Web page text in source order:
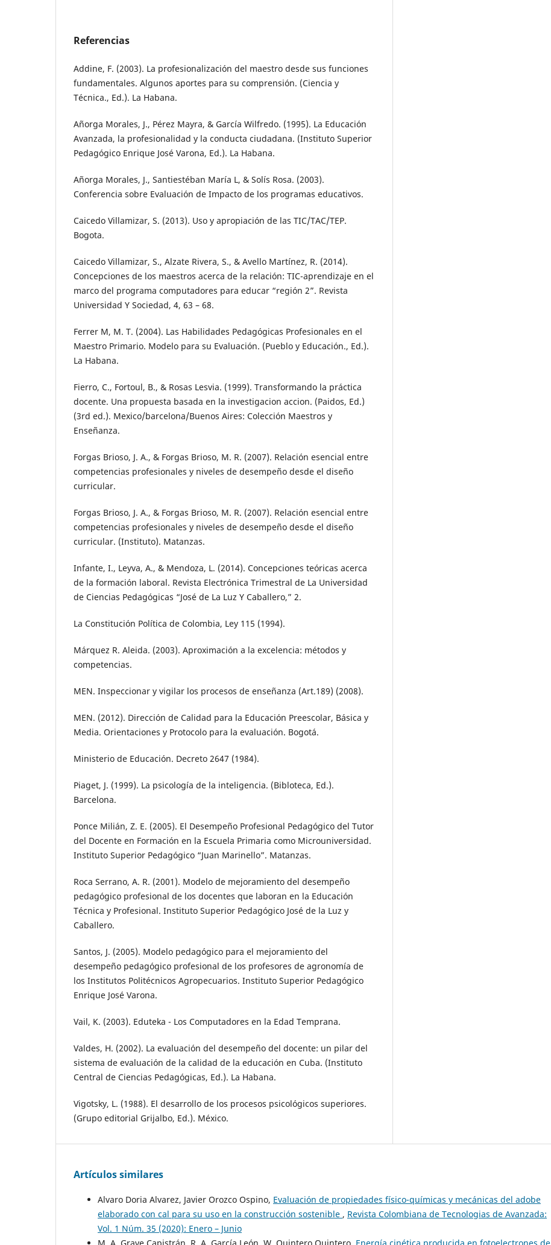
Referencias
Addine, F. (2003). La profesionalización del maestro desde sus funciones
fundamentales. Algunos aportes para su comprensión. (Ciencia y
Técnica., Ed.). La Habana.
Añorga Morales, J., Pérez Mayra, & García Wilfredo. (1995). La Educación
Avanzada, la profesionalidad y la conducta ciudadana. (Instituto Superior
Pedagógico Enrique José Varona, Ed.). La Habana.
Añorga Morales, J., Santiestéban María L, & Solís Rosa. (2003).
Conferencia sobre Evaluación de Impacto de los programas educativos.
Caicedo Villamizar, S. (2013). Uso y apropiación de las TIC/TAC/TEP.
Bogota.
Caicedo Villamizar, S., Alzate Rivera, S., & Avello Martínez, R. (2014).
Concepciones de los maestros acerca de la relación: TIC-aprendizaje en el
marco del programa computadores para educar “región 2”. Revista
Universidad Y Sociedad, 4, 63 – 68.
Ferrer M, M. T. (2004). Las Habilidades Pedagógicas Profesionales en el
Maestro Primario. Modelo para su Evaluación. (Pueblo y Educación., Ed.).
La Habana.
Fierro, C., Fortoul, B., & Rosas Lesvia. (1999). Transformando la práctica
docente. Una propuesta basada en la investigacion accion. (Paidos, Ed.)
(3rd ed.). Mexico/barcelona/Buenos Aires: Colección Maestros y
Enseñanza.
Forgas Brioso, J. A., & Forgas Brioso, M. R. (2007). Relación esencial entre
competencias profesionales y niveles de desempeño desde el diseño
curricular.
Forgas Brioso, J. A., & Forgas Brioso, M. R. (2007). Relación esencial entre
competencias profesionales y niveles de desempeño desde el diseño
curricular. (Instituto). Matanzas.
Infante, I., Leyva, A., & Mendoza, L. (2014). Concepciones teóricas acerca
de la formación laboral. Revista Electrónica Trimestral de La Universidad
de Ciencias Pedagógicas “José de La Luz Y Caballero,” 2.
La Constitución Política de Colombia, Ley 115 (1994).
Márquez R. Aleida. (2003). Aproximación a la excelencia: métodos y
competencias.
MEN. Inspeccionar y vigilar los procesos de enseñanza (Art.189) (2008).
MEN. (2012). Dirección de Calidad para la Educación Preescolar, Básica y
Media. Orientaciones y Protocolo para la evaluación. Bogotá.
Ministerio de Educación. Decreto 2647 (1984).
Piaget, J. (1999). La psicología de la inteligencia. (Bibloteca, Ed.).
Barcelona.
Ponce Milián, Z. E. (2005). El Desempeño Profesional Pedagógico del Tutor
del Docente en Formación en la Escuela Primaria como Microuniversidad.
Instituto Superior Pedagógico “Juan Marinello”. Matanzas.
Roca Serrano, A. R. (2001). Modelo de mejoramiento del desempeño
pedagógico profesional de los docentes que laboran en la Educación
Técnica y Profesional. Instituto Superior Pedagógico José de la Luz y
Caballero.
Santos, J. (2005). Modelo pedagógico para el mejoramiento del
desempeño pedagógico profesional de los profesores de agronomía de
los Institutos Politécnicos Agropecuarios. Instituto Superior Pedagógico
Enrique José Varona.
Vail, K. (2003). Eduteka - Los Computadores en la Edad Temprana.
Valdes, H. (2002). La evaluación del desempeño del docente: un pilar del
sistema de evaluación de la calidad de la educación en Cuba. (Instituto
Central de Ciencias Pedagógicas, Ed.). La Habana.
Vigotsky, L. (1988). El desarrollo de los procesos psicológicos superiores.
(Grupo editorial Grijalbo, Ed.). México.
Artículos similares
Alvaro Doria Alvarez, Javier Orozco Ospino, Evaluación de propiedades físico-químicas y mecánicas del adobe
elaborado con cal para su uso en la construcción sostenible , Revista Colombiana de Tecnologias de Avanzada:
Vol. 1 Núm. 35 (2020): Enero – Junio